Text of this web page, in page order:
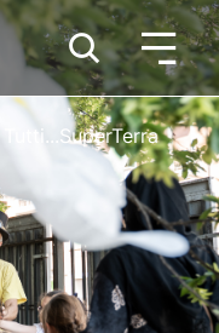
Tutti...SuperTerra